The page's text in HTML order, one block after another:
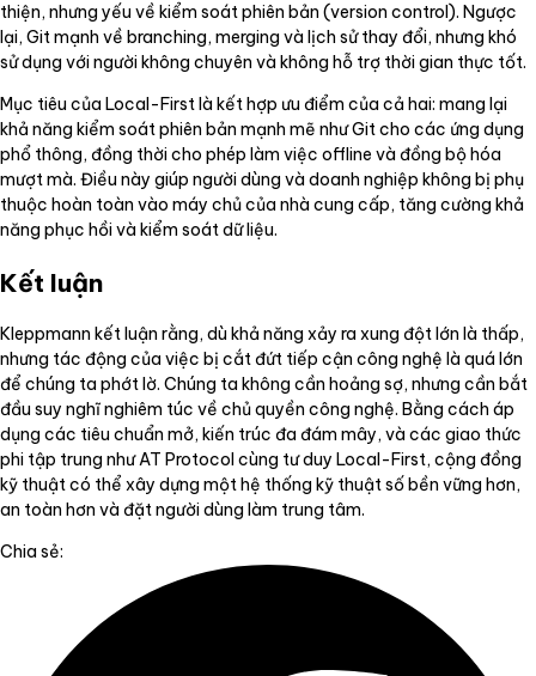
thiện, nhưng yếu về kiểm soát phiên bản (version control). Ngược
lại, Git mạnh về branching, merging và lịch sử thay đổi, nhưng khó
sử dụng với người không chuyên và không hỗ trợ thời gian thực tốt.
Mục tiêu của Local-First là kết hợp ưu điểm của cả hai: mang lại
khả năng kiểm soát phiên bản mạnh mẽ như Git cho các ứng dụng
phổ thông, đồng thời cho phép làm việc offline và đồng bộ hóa
mượt mà. Điều này giúp người dùng và doanh nghiệp không bị phụ
thuộc hoàn toàn vào máy chủ của nhà cung cấp, tăng cường khả
năng phục hồi và kiểm soát dữ liệu.
Kết luận
Kleppmann kết luận rằng, dù khả năng xảy ra xung đột lớn là thấp,
nhưng tác động của việc bị cắt đứt tiếp cận công nghệ là quá lớn
để chúng ta phớt lờ. Chúng ta không cần hoảng sợ, nhưng cần bắt
đầu suy nghĩ nghiêm túc về chủ quyền công nghệ. Bằng cách áp
dụng các tiêu chuẩn mở, kiến trúc đa đám mây, và các giao thức
phi tập trung như AT Protocol cùng tư duy Local-First, cộng đồng
kỹ thuật có thể xây dựng một hệ thống kỹ thuật số bền vững hơn,
an toàn hơn và đặt người dùng làm trung tâm.
Chia sẻ: